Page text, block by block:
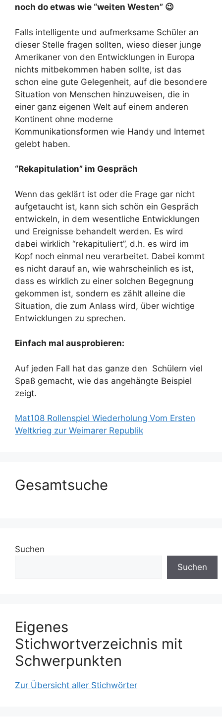
noch do etwas wie “weiten Westen” 😉
Falls intelligente und aufmerksame Schüler an
dieser Stelle fragen sollten, wieso dieser junge
Amerikaner von den Entwicklungen in Europa
nichts mitbekommen haben sollte, ist das
schon eine gute Gelegenheit, auf die besondere
Situation von Menschen hinzuweisen, die in
einer ganz eigenen Welt auf einem anderen
Kontinent ohne moderne
Kommunikationsformen wie Handy und Internet
gelebt haben.
“Rekapitulation” im Gespräch
Wenn das geklärt ist oder die Frage gar nicht
aufgetaucht ist, kann sich schön ein Gespräch
entwickeln, in dem wesentliche Entwicklungen
und Ereignisse behandelt werden. Es wird
dabei wirklich “rekapituliert”, d.h. es wird im
Kopf noch einmal neu verarbeitet. Dabei kommt
es nicht darauf an, wie wahrscheinlich es ist,
dass es wirklich zu einer solchen Begegnung
gekommen ist, sondern es zählt alleine die
Situation, die zum Anlass wird, über wichtige
Entwicklungen zu sprechen.
Einfach mal ausprobieren:
Auf jeden Fall hat das ganze den Schülern viel
Spaß gemacht, wie das angehängte Beispiel
zeigt.
Mat108 Rollenspiel Wiederholung Vom Ersten
Weltkrieg zur Weimarer Republik
Gesamtsuche
Suchen
Suchen
Eigenes
Stichwortverzeichnis mit
Schwerpunkten
Zur Übersicht aller Stichwörter